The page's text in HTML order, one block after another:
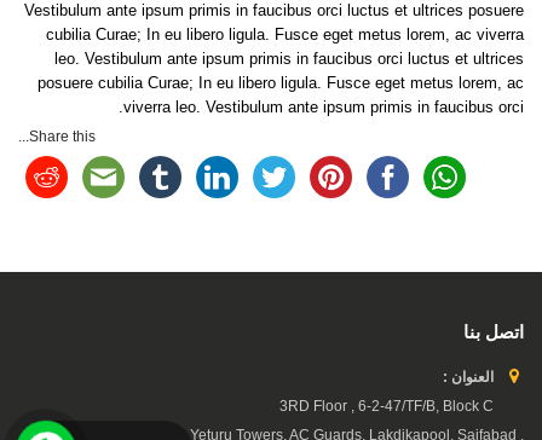
Vestibulum ante ipsum primis in faucibus orci luctus et ultrices posuere
cubilia Curae; In eu libero ligula. Fusce eget metus lorem, ac viverra
leo. Vestibulum ante ipsum primis in faucibus orci luctus et ultrices
posuere cubilia Curae; In eu libero ligula. Fusce eget metus lorem, ac
viverra leo. Vestibulum ante ipsum primis in faucibus orci.
Share this...
اتصل بنا
العنوان :
3RD Floor , 6-2-47/TF/B, Block C